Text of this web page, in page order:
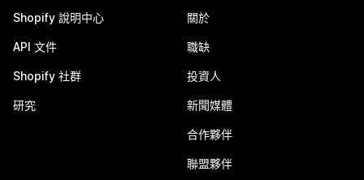
Shopify 說明中心
API 文件
Shopify 社群
研究
關於
職缺
投資人
新聞媒體
合作夥伴
聯盟夥伴